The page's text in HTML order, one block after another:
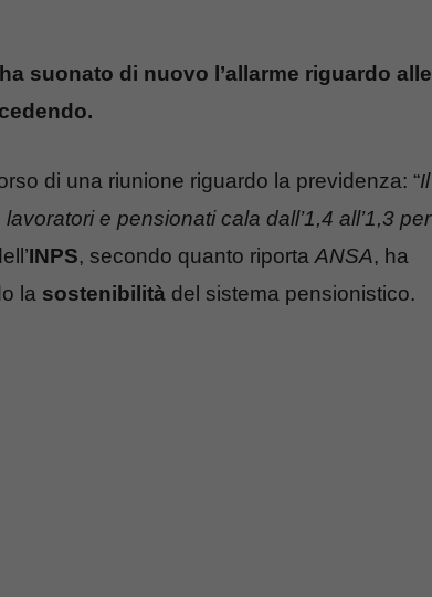
suonato di nuovo l’allarme riguardo alle
di una riunione riguardo la previdenza: “Il
e pensionati cala dall’1,4 all’1,3 per
INPS, secondo quanto riporta ANSA, ha
la sostenibilità del sistema pensionistico.